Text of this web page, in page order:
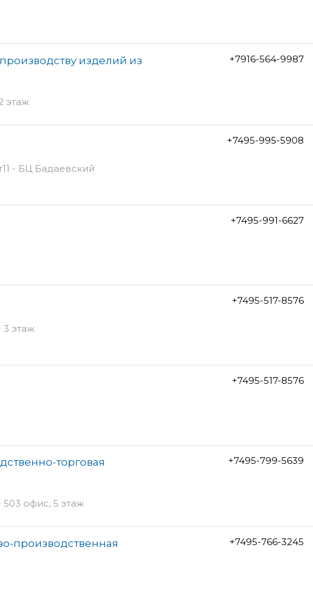
изделий из
этаж
+7916-564-9987
- БЦ Бадаевский
+7495-995-5908
+7495-991-6627
этаж
+7495-517-8576
+7495-517-8576
торговая
офис, 5 этаж
+7495-799-5639
производственная
+7495-766-3245